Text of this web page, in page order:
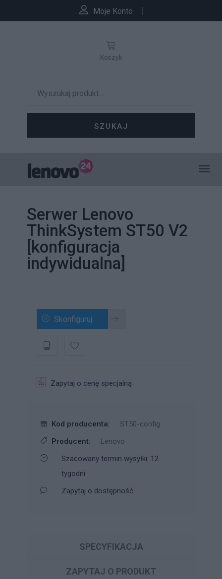
Moje Konto
SZUKAJ
Koszyk
Serwer Lenovo
ThinkSystem ST50 V2
[konfiguracja
indywidualna]
Skonfiguruj
Zapytaj o cenę specjalną
Kod producenta:
ST50-config
Producent:
Lenovo
Szacowany termin wysyłki: 12
tygodni.
Zapytaj o dostępność
SPECYFIKACJA
ZAPYTAJ O PRODUKT